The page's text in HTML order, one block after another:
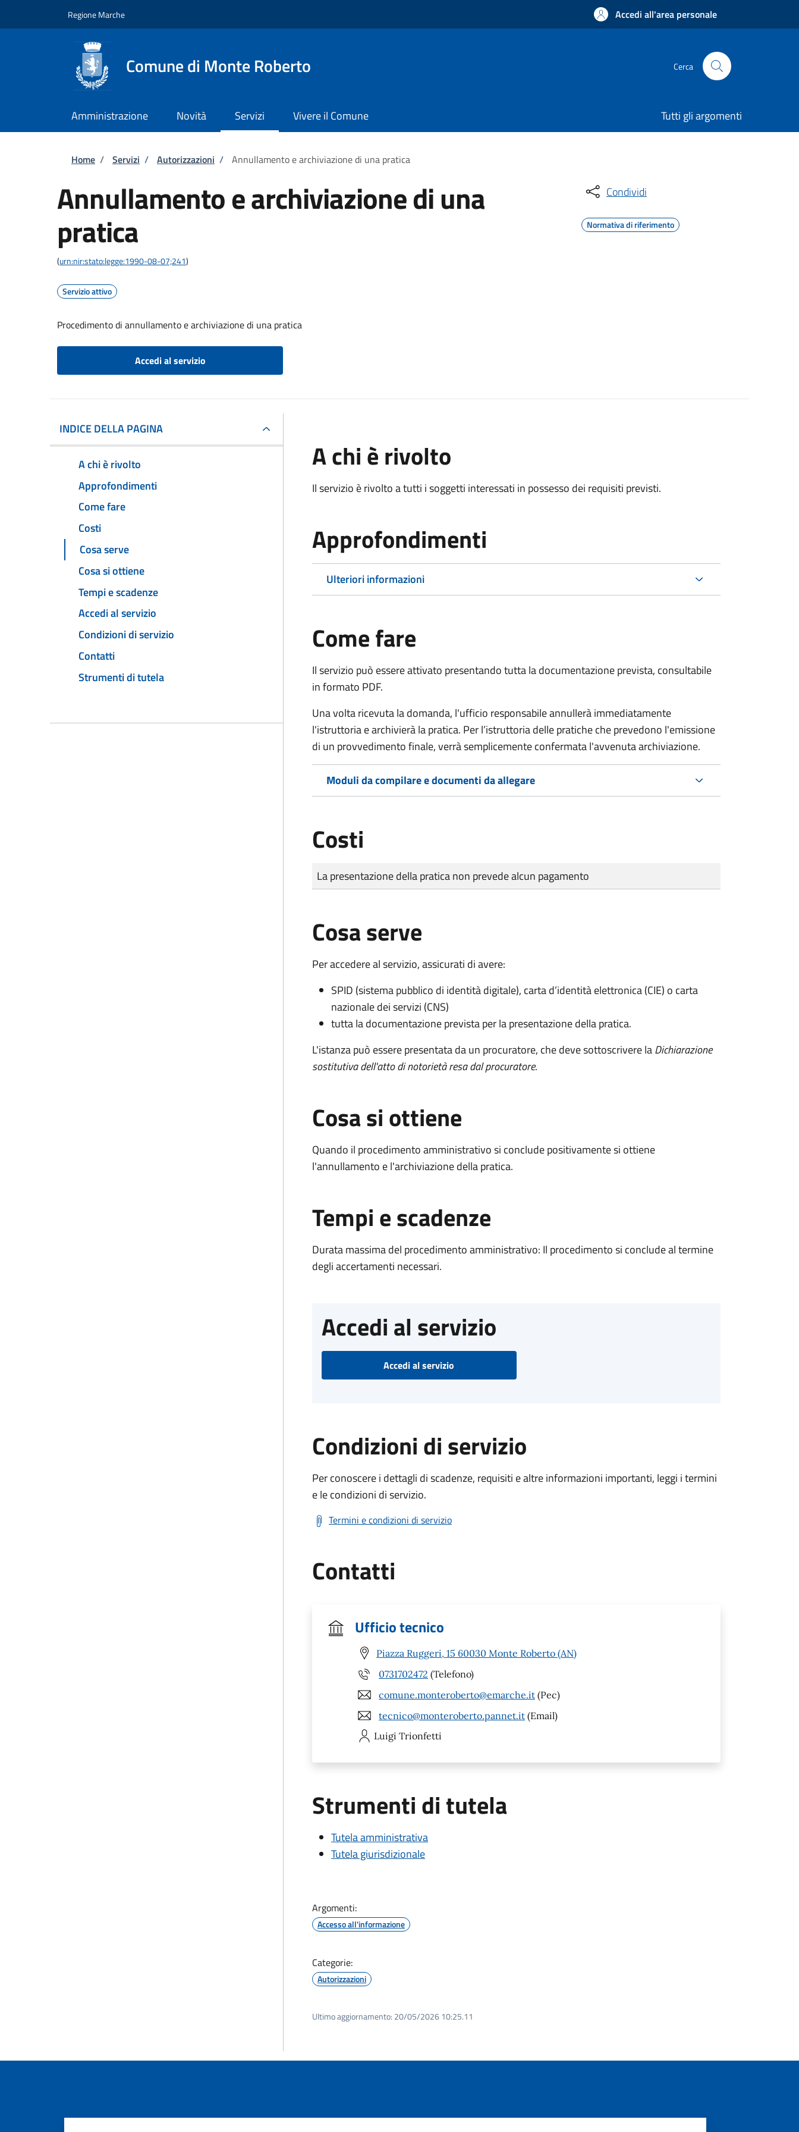
Regione Marche Accedi all'area personale
Comune di Monte Roberto Cerca
Amministrazione Novità Servizi Vivere il Comune Tutti gli argomenti
Briciole di pane
Home / Servizi / Autorizzazioni / Annullamento e archiviazione di una pratica
Annullamento e archiviazione di una
pratica
(urn:nir:stato:legge:1990-08-07;241)
Servizio attivo
Procedimento di annullamento e archiviazione di una pratica
Accedi al servizio
Condividi
Normativa di riferimento
INDICE DELLA PAGINA
A chi è rivolto
Approfondimenti
Come fare
Costi
Cosa serve
Cosa si ottiene
Tempi e scadenze
Accedi al servizio
Condizioni di servizio
Contatti
Strumenti di tutela
A chi è rivolto
Il servizio è rivolto a tutti i soggetti interessati in possesso dei requisiti previsti.
Approfondimenti
Ulteriori informazioni
Come fare
Il servizio può essere attivato presentando tutta la documentazione prevista, consultabile
in formato PDF.
Una volta ricevuta la domanda, l'ufficio responsabile annullerà immediatamente
l'istruttoria e archivierà la pratica. Per l’istruttoria delle pratiche che prevedono l'emissione
di un provvedimento finale, verrà semplicemente confermata l'avvenuta archiviazione.
Moduli da compilare e documenti da allegare
Costi
Tipo di pagamento
Importo
La presentazione della pratica non prevede alcun pagamento
Cosa serve
Per accedere al servizio, assicurati di avere:
SPID (sistema pubblico di identità digitale), carta d’identità elettronica (CIE) o carta
nazionale dei servizi (CNS)
tutta la documentazione prevista per la presentazione della pratica.
L'istanza può essere presentata da un procuratore, che deve sottoscrivere laDichiarazione
sostitutiva dell'atto di notorietà resa dal procuratore.
Cosa si ottiene
Quando il procedimento amministrativo si conclude positivamente si ottiene
l'annullamento e l'archiviazione della pratica.
Tempi e scadenze
Durata massima del procedimento amministrativo: Il procedimento si conclude al termine
degli accertamenti necessari.
Accedi al servizio
Accedi al servizio
Condizioni di servizio
Per conoscere i dettagli di scadenze, requisiti e altre informazioni importanti, leggi i termini
e le condizioni di servizio.
Termini e condizioni di servizio
Contatti
Ufficio tecnico
Piazza Ruggeri, 15 60030 Monte Roberto (AN)
0731702472 (Telefono)
comune.monteroberto@emarche.it (Pec)
tecnico@monteroberto.pannet.it (Email)
Luigi Trionfetti
Strumenti di tutela
Tutela amministrativa
Tutela giurisdizionale
Argomenti:
Accesso all'informazione
Categorie:
Autorizzazioni
Ultimo aggiornamento: 20/05/2026 10:25.11